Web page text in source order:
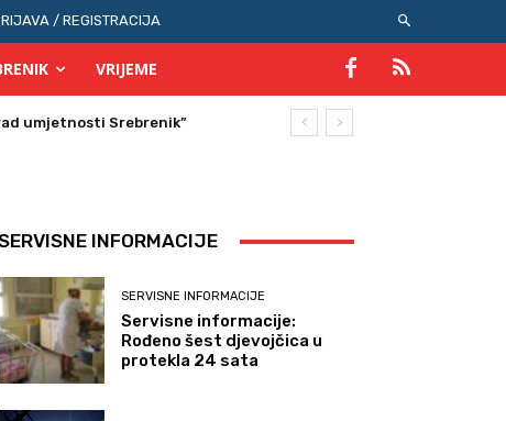
/ REGISTRACIJA
VRIJEME
Srebrenik”
INFORMACIJE
SERVISNE INFORMACIJE
Servisne informacije:
Rođeno šest djevojčica u
protekla 24 sata